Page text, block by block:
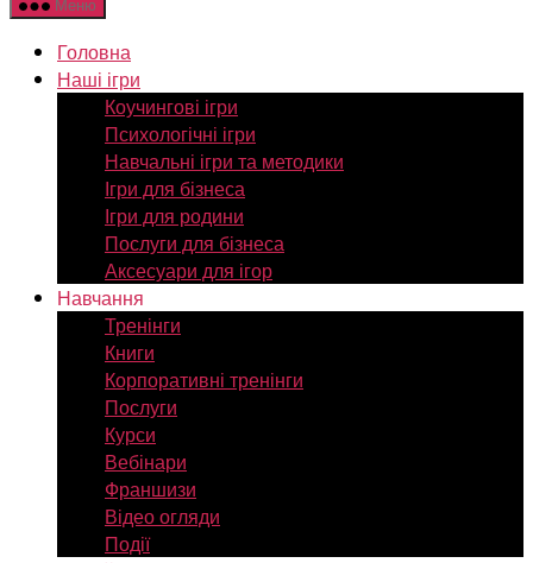
Меню
Головна
Наші ігри
Коучингові ігри
Психологічні ігри
Навчальні ігри та методики
Ігри для бізнеса
Ігри для родини
Послуги для бізнеса
Аксесуари для ігор
Навчання
Тренінги
Книги
Корпоративні тренінги
Послуги
Курси
Вебінари
Франшизи
Відео огляди
Події